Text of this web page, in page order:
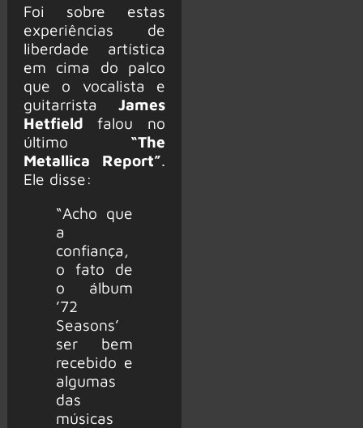
Foi sobre estas
experiências de
liberdade artística
em cima do palco
que o vocalista e
guitarrista James
Hetfield falou no
último “The
Metallica Report”.
Ele disse:
“Acho que
a
confiança,
o fato de
o álbum
’72
Seasons’
ser bem
recebido e
algumas
das
músicas